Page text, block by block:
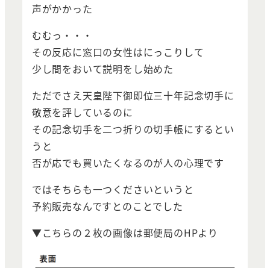
声がかかった
むむっ・・・
その反応に窓口の女性はにっこりして
少し間をおいて説明をし始めた
ただでさえ天皇陛下御即位三十年記念切手に
敬意を評しているのに
その記念切手を二つ折りの切手帳にするとい
うと
否が応でも買いたくなるのが人の心理です
ではそちらも一つくださいというと
予約販売なんですとのことでした
▼こちらの２枚の画像は郵便局のHPより